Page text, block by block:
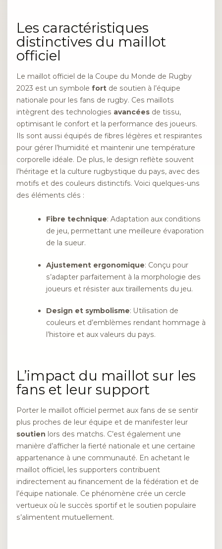
Les caractéristiques
distinctives du maillot
officiel
Le maillot officiel de la Coupe du Monde de Rugby
2023 est un symbole fort de soutien à l’équipe
nationale pour les fans de rugby. Ces maillots
intègrent des technologies avancées de tissu,
optimisant le confort et la performance des joueurs.
Ils sont aussi équipés de fibres légères et respirantes
pour gérer l’humidité et maintenir une température
corporelle idéale. De plus, le design reflète souvent
l’héritage et la culture rugbystique du pays, avec des
motifs et des couleurs distinctifs. Voici quelques-uns
des éléments clés :
Fibre technique: Adaptation aux conditions
de jeu, permettant une meilleure évaporation
de la sueur.
Ajustement ergonomique: Conçu pour
s’adapter parfaitement à la morphologie des
joueurs et résister aux tiraillements du jeu.
Design et symbolisme: Utilisation de
couleurs et d’emblèmes rendant hommage à
l’histoire et aux valeurs du pays.
L’impact du maillot sur les
fans et leur support
Porter le maillot officiel permet aux fans de se sentir
plus proches de leur équipe et de manifester leur
soutien lors des matchs. C’est également une
manière d’afficher la fierté nationale et une certaine
appartenance à une communauté. En achetant le
maillot officiel, les supporters contribuent
indirectement au financement de la fédération et de
l’équipe nationale. Ce phénomène crée un cercle
vertueux où le succès sportif et le soutien populaire
s’alimentent mutuellement.